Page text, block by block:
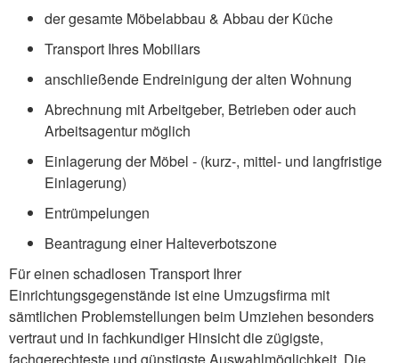
der gesamte Möbelabbau & Abbau der Küche
Transport Ihres Mobiliars
anschließende Endreinigung der alten Wohnung
Abrechnung mit Arbeitgeber, Betrieben oder auch
Arbeitsagentur möglich
Einlagerung der Möbel - (kurz-, mittel- und langfristige
Einlagerung)
Entrümpelungen
Beantragung einer Halteverbotszone
Für einen schadlosen Transport Ihrer
Einrichtungsgegenstände ist eine Umzugsfirma mit
sämtlichen Problemstellungen beim Umziehen besonders
vertraut und in fachkundiger Hinsicht die zügigste,